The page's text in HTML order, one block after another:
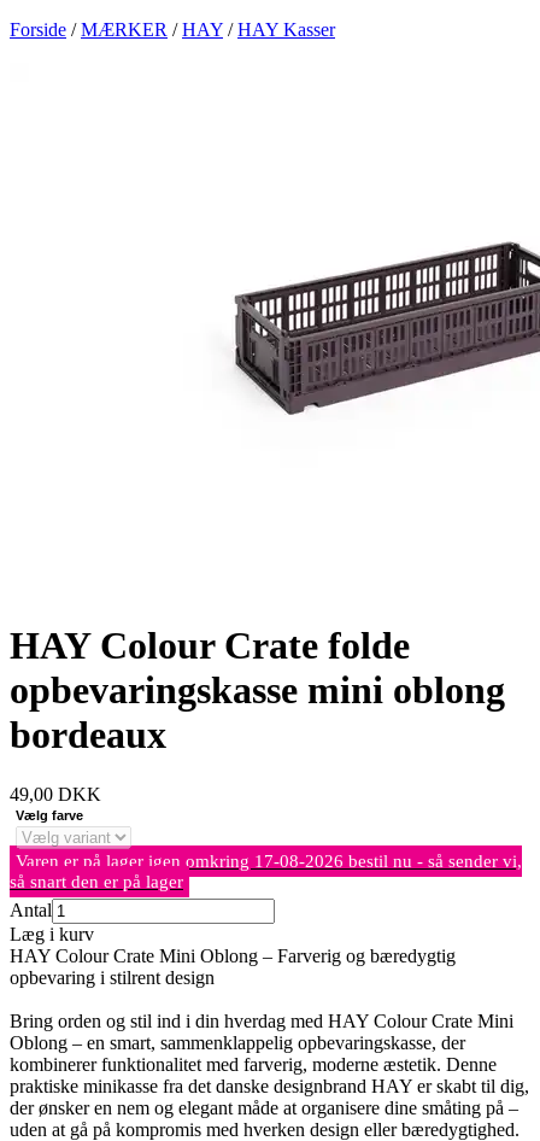
Forside /MÆRKER /HAY /HAY Kasser
HAY Colour Crate folde
opbevaringskasse mini oblong
bordeaux
49,00 DKK
Vælg farve
Varen er på lager igen omkring 17-08-2026 bestil nu - så sender vi,
så snart den er på lager
Antal
Læg i kurv
HAY Colour Crate Mini Oblong – Farverig og bæredygtig
opbevaring i stilrent design
Bring orden og stil ind i din hverdag med HAY Colour Crate Mini
Oblong – en smart, sammenklappelig opbevaringskasse, der
kombinerer funktionalitet med farverig, moderne æstetik. Denne
praktiske minikasse fra det danske designbrand HAY er skabt til dig,
der ønsker en nem og elegant måde at organisere dine småting på –
uden at gå på kompromis med hverken design eller bæredygtighed.